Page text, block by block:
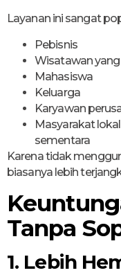
Layanan ini sangat
Pebisnis
Wisatawan
Mahasiswa
Keluarga
Karyawan
Masyarakat
sementara
Karena tidak
biasanya lebih
Tanpa
1. Lebih